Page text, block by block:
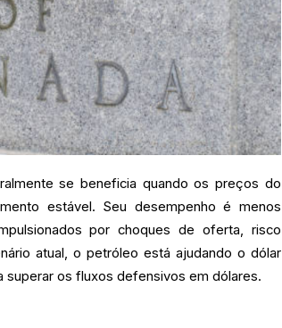
se beneficia quando os preços do
estável. Seu desempenho é menos
por choques de oferta, risco
atual, o petróleo está ajudando o dólar
superar os fluxos defensivos em dólares.